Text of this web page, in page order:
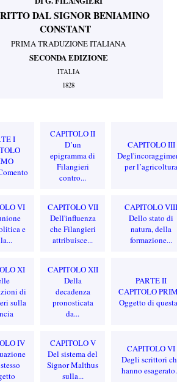
DAL SIGNOR BENIAMINO
CONSTANT
PRIMA TRADUZIONE ITALIANA
SECONDA EDIZIONE
ITALIA
1828
I
CAPITOLO II
D’un
epigramma di
Filangieri
contro...
CAPITOLO III
per
VI
e
CAPITOLO VII
Dell'influenza
che Filangieri
attribuisce...
CAPITOLO
Dello stato di
natura, della
formazione...
XI
di
sulla
CAPITOLO XII
Della
decadenza
pronosticata
da...
PARTE II
CAPITOLO
Oggetto di
IV
CAPITOLO V
Del sistema del
Signor Malthus
sulla...
CAPITOLO VI
Degli scrittori
hanno